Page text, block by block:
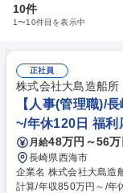
10件
1〜10件目を表示中
正社員
株式会社大島造船所
【人事(管理職)/
~/年休120日 福利
月給48万円～56万
長崎県西海市
企業名 株式会社大島造船所 求人名 【人事(管理職)/長崎】社会
計算/年収850万円～/年休120日 仕事の内容 本社工場（